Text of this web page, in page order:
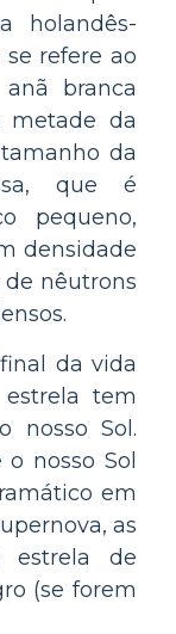
holandês-
refere ao
branca
metade da
da
que é
pequeno,
densidade
nêutrons
da vida
tem
nosso Sol.
nosso Sol
em
as
estrela de
(se forem